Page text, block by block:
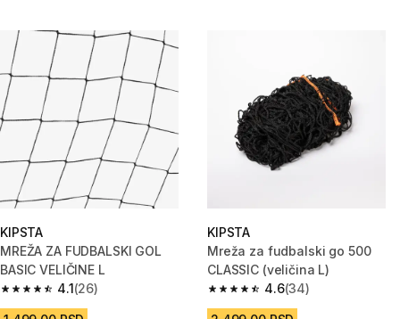
KIPSTA
MREŽA ZA FUDBALSKI GOL
BASIC VELIČINE L
4.1
4.1 od 5 zvezdica from 26 Recenzije
(26)
KIPSTA
Mreža za fudbalski go 500
CLASSIC (veličina L)
4.6
4.6 od 5 zvezdica from 34
(34)